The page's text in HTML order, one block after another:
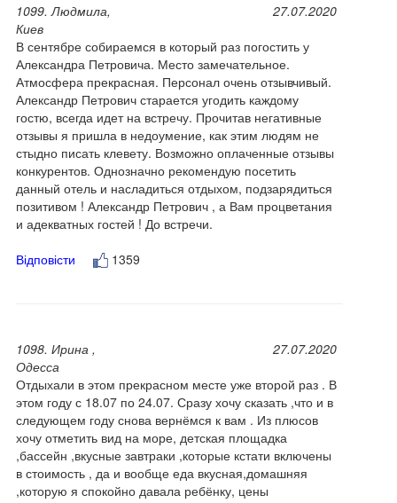
1099. Людмила,
Киев
27.07.2020
В сентябре собираемся в который раз погостить у
Александра Петровича. Место замечательное.
Атмосфера прекрасная. Персонал очень отзывчивый.
Александр Петрович старается угодить каждому
гостю, всегда идет на встречу. Прочитав негативные
отзывы я пришла в недоумение, как этим людям не
стыдно писать клевету. Возможно оплаченные отзывы
конкурентов. Однозначно рекомендую посетить
данный отель и насладиться отдыхом, подзарядиться
позитивом ! Александр Петрович , а Вам процветания
и адекватных гостей ! До встречи.
Відповісти
1359
1098. Ирина ,
Одесса
27.07.2020
Отдыхали в этом прекрасном месте уже второй раз . В
этом году с 18.07 по 24.07. Сразу хочу сказать ,что и в
следующем году снова вернёмся к вам . Из плюсов
хочу отметить вид на море, детская площадка
,бассейн ,вкусные завтраки ,которые кстати включены
в стоимость , да и вообще еда вкусная,домашняя
,которую я спокойно давала ребёнку, цены